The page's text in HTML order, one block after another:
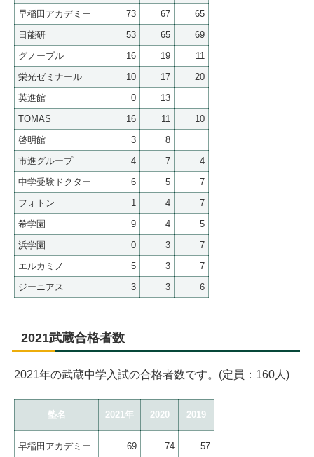
早稲田アカデミー 73 67
65
日能研
53 65
69
グノーブル
16 19
11
栄光ゼミナール
10 17
20
英進館
0
13
TOMAS
16 11
10
啓明館
3
8
市進グループ
4 7
4
中学受験ドクター
6 5
7
フォトン
1 4
7
希学園
9 4
5
浜学園
0 3
7
エルカミノ
5 3
7
ジーニアス
3 3 6
2021武蔵合格者数
2021年の武蔵中学入試の合格者数です。(定員：160人)
塾名 2021年 2020 2019
早稲田アカデミー 69 74 57